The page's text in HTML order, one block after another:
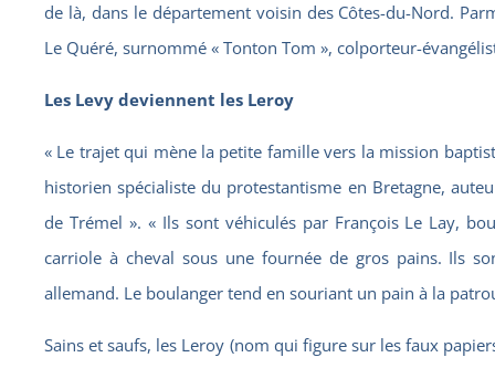
de là, dans le département voisin des Côtes-du-Nord.
Le Quéré, surnommé « Tonton Tom », colporteur-
Les Levy deviennent les Leroy
« Le trajet qui mène la petite famille vers la mission
historien spécialiste du protestantisme en Bretagne,
de Trémel ». « Ils sont véhiculés par François Le Lay,
carriole à cheval sous une fournée de gros pains. Ils
allemand. Le boulanger tend en souriant un pain à la
Sains et saufs, les Leroy (nom qui figure sur les faux